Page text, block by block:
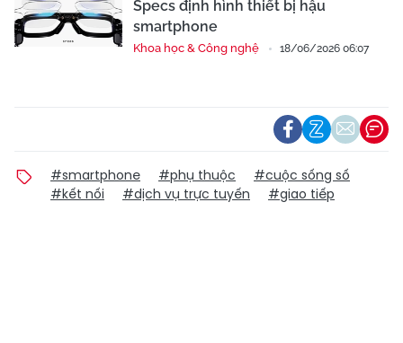
Specs định hình thiết bị hậu
smartphone
Khoa học & Công nghệ 18/06/2026 06:07
#smartphone #phụ thuộc
#cuộc sống số
#kết nối
#dịch vụ trực tuyến #giao tiếp